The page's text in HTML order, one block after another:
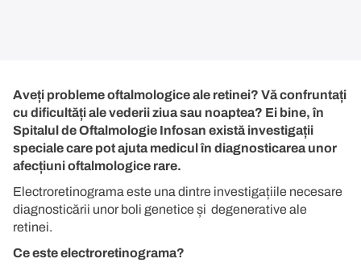
Aveți probleme oftalmologice ale retinei? Vă confruntați
cu dificultăți ale vederii ziua sau noaptea? Ei bine, în
Spitalul de Oftalmologie Infosan există investigații
speciale care pot ajuta medicul în diagnosticarea unor
afecțiuni oftalmologice rare.
Electroretinograma este una dintre investigațiile necesare
diagnosticării unor boli genetice și degenerative ale
retinei.
Ce este electroretinograma?